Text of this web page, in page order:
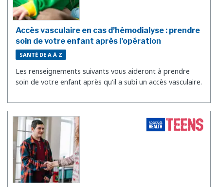
Accès vasculaire en cas d’hémodialyse : prendre
soin de votre enfant après l’opération
SANTÉ DE A À Z
Les renseignements suivants vous aideront à prendre
soin de votre enfant après qu’il a subi un accès vasculaire.